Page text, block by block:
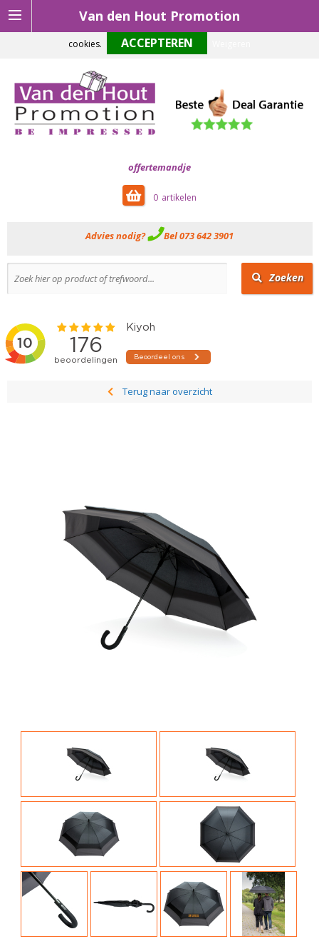
Van den Hout Promotion
offertemandje
0
Advies nodig? Bel 073 642 3901
Zoeken
Terug naar overzicht
Om onze website optimaal te laten functioneren maken wij gebruik van
cookies.